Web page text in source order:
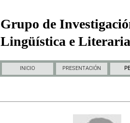
Grupo de
Lingüística e
INICIO PRESENTACIÓN